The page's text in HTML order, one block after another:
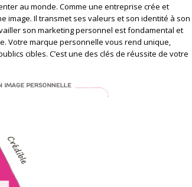
au monde. Comme une entreprise crée et
image. Il transmet ses valeurs et son identité à son
son marketing personnel est fondamental et
Votre marque personnelle vous rend unique,
cibles. C’est une des clés de réussite de votre